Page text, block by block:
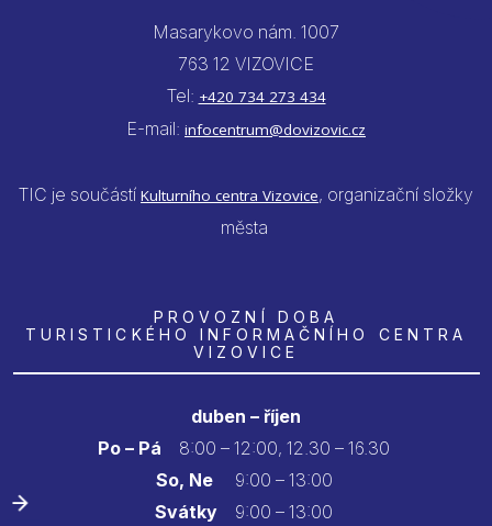
Masarykovo nám. 1007
763 12 VIZOVICE
Tel: +420 734 273 434
E-mail: infocentrum@dovizovic.cz
TIC je součástí Kulturního centra Vizovice, organizační složky
města
PROVOZNÍ DOBA
TURISTICKÉHO INFORMAČNÍHO CENTRA
VIZOVICE
duben – říjen
Po – Pá
8:00 – 12:00, 12.30 – 16.30
So, Ne9:00 – 13:00
Svátky 9:00 – 13:00